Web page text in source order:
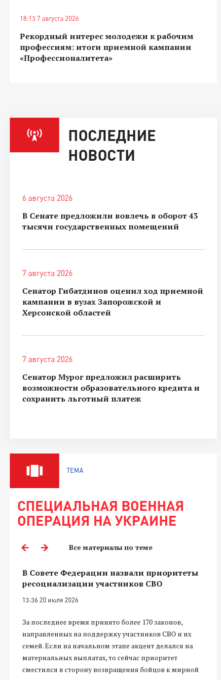
18:13 7 августа 2026
Рекордный интерес молодежи к рабочим
профессиям: итоги приемной кампании
«Профессионалитета»
ПОСЛЕДНИЕ
НОВОСТИ
6 августа 2026
В Сенате предложили вовлечь в оборот 43
тысячи государственных помещений
7 августа 2026
Сенатор Гибатдинов оценил ход приемной
кампании в вузах Запорожской и
Херсонской областей
7 августа 2026
Сенатор Мурог предложил расширить
возможности образовательного кредита и
сохранить льготный платеж
ТЕМА
СПЕЦИАЛЬНАЯ ВОЕННАЯ
ОПЕРАЦИЯ НА УКРАИНЕ
Все материалы по теме
В Совете Федерации назвали приоритеты
ресоциализации участников СВО
13:36 20 июля 2026
За последнее время принято более 170 законов,
направленных на поддержку участников СВО и их
семей. Если на начальном этапе акцент делался на
материальных выплатах, то сейчас приоритет
сместился в сторону возвращения бойцов к мирной